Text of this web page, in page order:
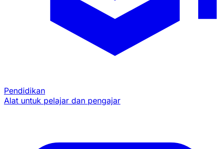
Pendidikan
Alat untuk pelajar dan pengajar